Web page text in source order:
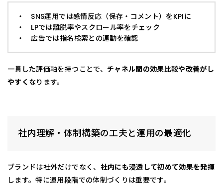
・ SNS運用では感情反応（保存・コメント）をKPIに
・ LPでは離脱率やスクロール率をチェック
・ 広告では指名検索との連動を確認
一貫した評価軸を持つことで、 チャネル間の効果比較や改善がし
やすく なります。
社内理解・体制構築の工夫と運用の最適化
ブランドは社外だけでなく、 社内にも浸透して初めて効果を発揮
します。特に運用段階での体制づくりは重要です。